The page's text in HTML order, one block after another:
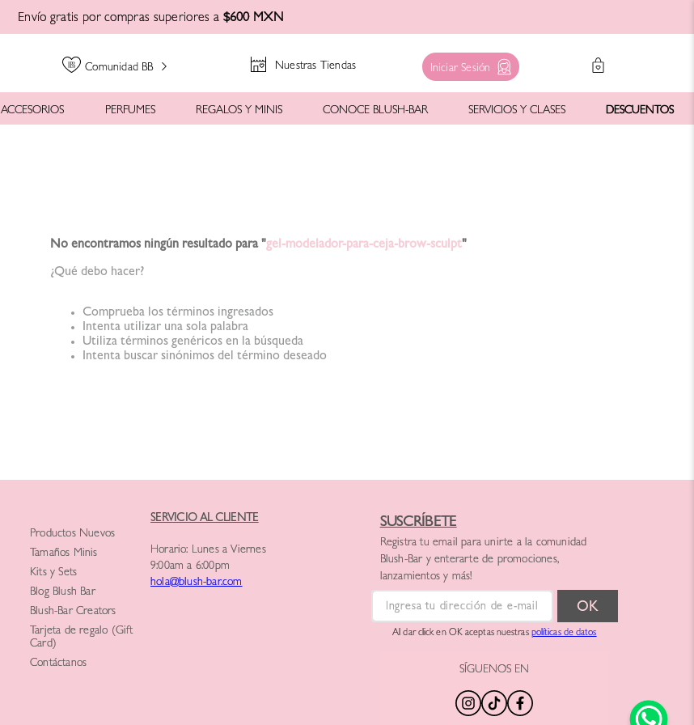
Envío gratis por compras superiores a $600 MXN
Comunidad BB Nuestras Tiendas Iniciar Sesión
ACCESORIOS PERFUMES REGALOS Y MINIS CONOCE BLUSH-BAR SERVICIOS Y CLASES DESCUENTOS
No encontramos ningún resultado para "gel-modelador-para-ceja-brow-sculpt"
¿Qué debo hacer?
Comprueba los términos ingresados
Intenta utilizar una sola palabra
Utiliza términos genéricos en la búsqueda
Intenta buscar sinónimos del término deseado
Productos Nuevos
Tamaños Minis
Kits y Sets
Blog Blush Bar
Blush-Bar Creators
Tarjeta de regalo (Gift
Card)
Contáctanos
SERVICIO AL CLIENTE
Horario: Lunes a Viernes
9:00am a 6:00pm
hola@blush-bar.com
SUSCRÍBETE
Registra tu email para unirte a la comunidad
Blush-Bar y enterarte de promociones,
lanzamientos y más!
Al dar click en OK aceptas nuestras políticas de datos
SÍGUENOS EN